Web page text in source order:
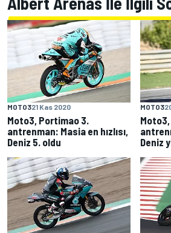
MOTO321 Kas 2020
Moto3, Portimao 3.
antrenman: Masia en hızlısı,
Deniz 5. oldu
MOTO3
Deniz